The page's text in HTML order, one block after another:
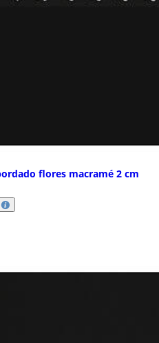
flores macramé 2 cm